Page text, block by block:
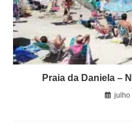
Praia da Daniela –
julho